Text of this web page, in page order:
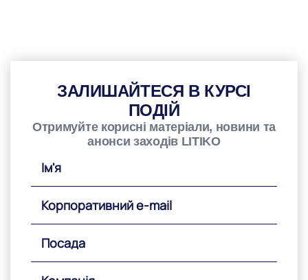
ЗАЛИШАЙТЕСЯ В КУРСІ
ПОДІЙ
Отримуйте корисні матеріали, новини та
анонси заходів LITIKO